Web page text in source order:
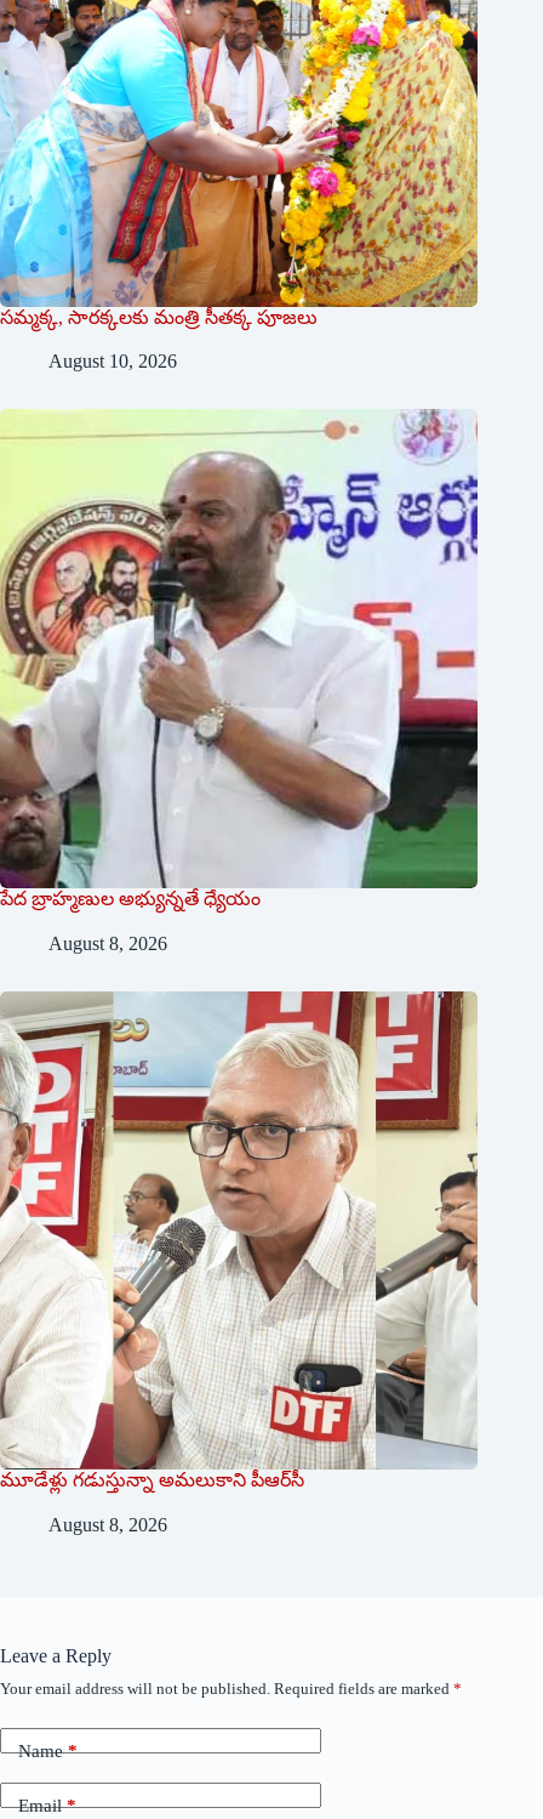
సమ్మక్క, సారక్కలకు మంత్రి సీతక్క పూజలు
August 10, 2026
పేద బ్రాహ్మణుల అభ్యున్నతే ధ్యేయం
August 8, 2026
మూడేళ్లు గ‌డుస్తున్నా అమ‌లుకాని పీఆర్‌సీ
August 8, 2026
Leave a Reply
Your email address will not be published. Required fields are marked *
Name*
Email*